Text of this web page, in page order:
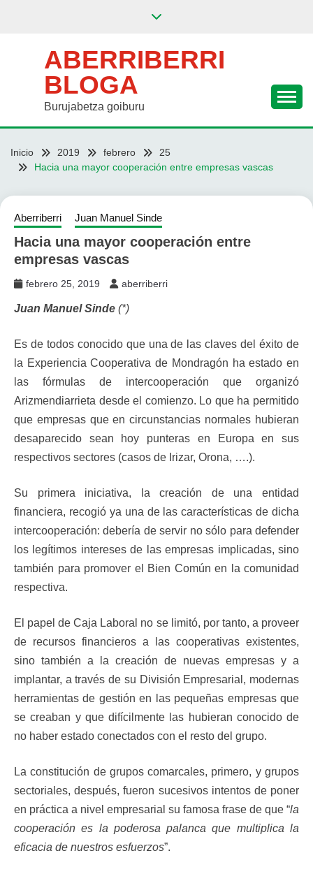
ABERRIBERRI
BLOGA
Burujabetza goiburu
Inicio 2019 febrero
25
Hacia una mayor cooperación entre empresas vascas
Aberriberri Juan Manuel Sinde
Hacia una mayor cooperación entre
empresas vascas
febrero 25, 2019 aberriberri
Juan Manuel Sinde (*)
Es de todos conocido que una de las claves del éxito de
la Experiencia Cooperativa de Mondragón ha estado en
las fórmulas de intercooperación que organizó
Arizmendiarrieta desde el comienzo. Lo que ha permitido
que empresas que en circunstancias normales hubieran
desaparecido sean hoy punteras en Europa en sus
respectivos sectores (casos de Irizar, Orona, ….).
Su primera iniciativa, la creación de una entidad
financiera, recogió ya una de las características de dicha
intercooperación: debería de servir no sólo para defender
los legítimos intereses de las empresas implicadas, sino
también para promover el Bien Común en la comunidad
respectiva.
El papel de Caja Laboral no se limitó, por tanto, a proveer
de recursos financieros a las cooperativas existentes,
sino también a la creación de nuevas empresas y a
implantar, a través de su División Empresarial, modernas
herramientas de gestión en las pequeñas empresas que
se creaban y que difícilmente las hubieran conocido de
no haber estado conectados con el resto del grupo.
La constitución de grupos comarcales, primero, y grupos
sectoriales, después, fueron sucesivos intentos de poner
en práctica a nivel empresarial su famosa frase de que “la
cooperación es la poderosa palanca que multiplica la
eficacia de nuestros esfuerzos”.